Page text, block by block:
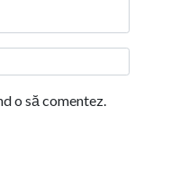
o să comentez.